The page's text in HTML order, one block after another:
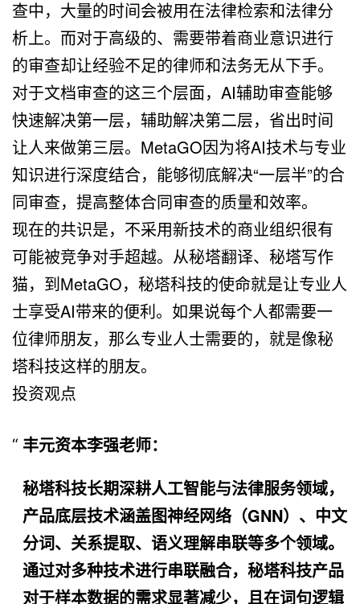
查中，大量的时间会被用在法律检索和法律分
析上。而对于高级的、需要带着商业意识进行
的审查却让经验不足的律师和法务无从下手。
对于文档审查的这三个层面， AI辅助审查能够
快速解决第一层，辅助解决第二层，省出时间
让人来做第三层。 MetaGO因为将AI技术与专业
知识进行深度结合，能够彻底解决“一层半”的合
同审查，提高整体合同审查的质量和效率。
现在的共识是，不采用新技术的商业组织很有
可能被竞争对手超越。从秘塔翻译、秘塔写作
猫，到MetaGO，秘塔科技的使命就是让专业人
士享受AI带来的便利。如果说每个人都需要一
位律师朋友，那么专业人士需要的，就是像秘
塔科技这样的朋友。
投资观点
丰元资本李强老师：
秘塔科技长期深耕人工智能与法律服务领域，
产品底层技术涵盖图神经网络（GNN）、中文
分词、关系提取、语义理解串联等多个领域。
通过对多种技术进行串联融合，秘塔科技产品
对于样本数据的需求显著减少，且在词句逻辑